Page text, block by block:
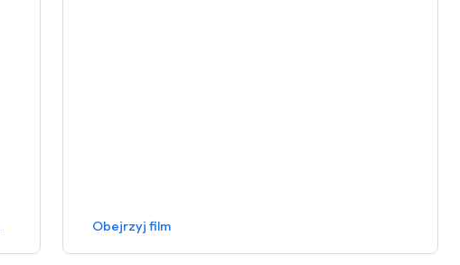
Obejrzyj film